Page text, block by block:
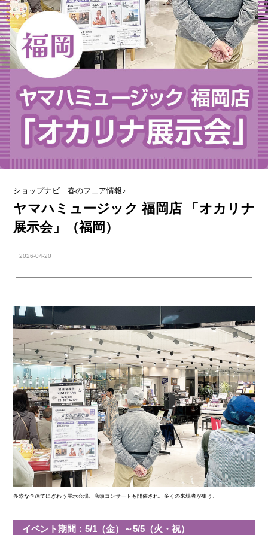
ショップナビ 春のフェア情報♪
ヤマハミュージック 福岡店 「オカリナ
展示会」（福岡）
2026-04-20
多彩な企画でにぎわう展示会場。店頭コンサートも開催され、多くの来場者が集う。
イベント期間：5/1（金）～5/5（火・祝）